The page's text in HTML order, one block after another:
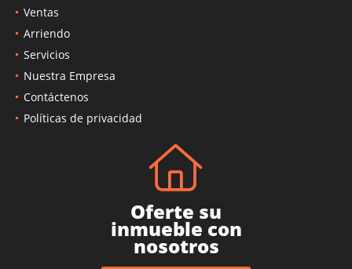
Ventas
Arriendo
Servicios
Nuestra Empresa
Contáctenos
Políticas de privacidad
Oferte su
inmueble con
nosotros